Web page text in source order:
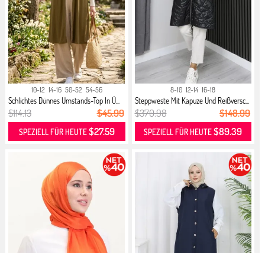
10-12 14-16 50-52 54-56
Schlichtes Dünnes Umstands-Top In Ü...
$114.13 $45.99
SPEZIELL FÜR HEUTE$27.59
8-10 12-14 16-18
Steppweste Mit Kapuze Und Reißversc...
$370.98 $148.99
SPEZIELL FÜR HEUTE$89.39